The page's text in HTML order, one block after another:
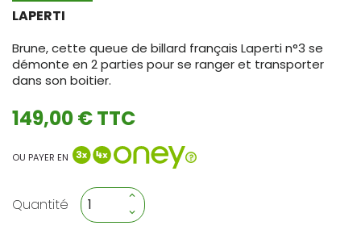
LAPERTI
Brune, cette queue de billard français Laperti n°3 se
démonte en 2 parties pour se ranger et transporter
dans son boitier.
149,00 € TTC
OU PAYER EN
Quantité